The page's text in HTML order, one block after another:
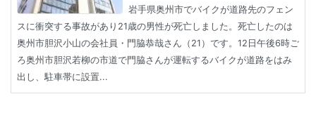
岩手県奥州市でバイクが道路先のフェン
スに衝突する事故があり21歳の男性が死亡しました。死亡したのは
奥州市胆沢小山の会社員・門脇恭哉さん（21）です。12日午後6時ご
ろ奥州市胆沢若柳の市道で門脇さんが運転するバイクが道路をはみ
出し、駐車帯に設置...